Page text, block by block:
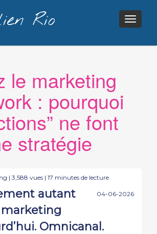
Rio
le marketing
: pourquoi
ne font
stratégie
| 3,588 vues | 17 minutes de lecture
04-06-2026
autant
Omnicanal.